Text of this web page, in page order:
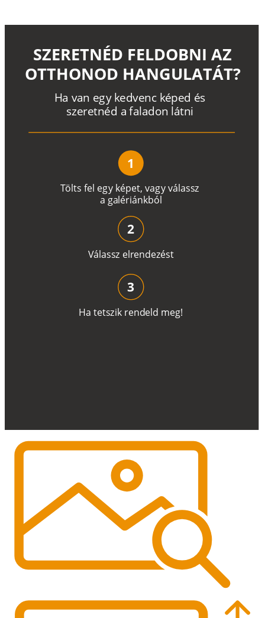
Tölts fel egy képet, vagyválassz
a galériánkból
Ha van egy kedvenc képed és
szeretnéd a faladon látni
SZERETNÉD FELDOBNI AZ
OTTHONOD HANGULATÁT?
1
Válassz elrendezést
2
Ha tetszik rendeld meg!
3